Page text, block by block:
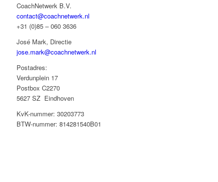
CoachNetwerk B.V.
contact@coachnetwerk.nl
+31 (0)85 – 060 3636
José Mark, Directie
jose.mark@coachnetwerk.nl
Postadres:
Verdunplein 17
Postbox C2270
5627 SZ Eindhoven
KvK-nummer: 30203773
BTW-nummer: 814281540B01